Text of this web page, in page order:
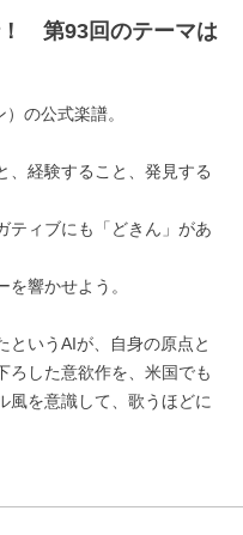
第93回のテーマは
の公式楽譜。
、経験すること、発見する
ティブにも「どきん」があ
を響かせよう。
というAIが、自身の原点と
ろした意欲作を、米国でも
風を意識して、歌うほどに